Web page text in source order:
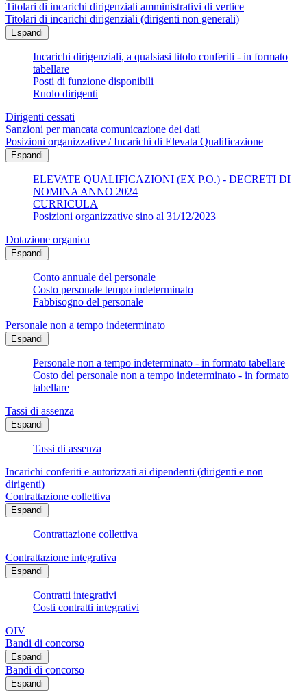
Titolari di incarichi dirigenziali amministrativi di vertice
Titolari di incarichi dirigenziali (dirigenti non generali)
Espandi
Incarichi dirigenziali, a qualsiasi titolo conferiti - in formato
tabellare
Posti di funzione disponibili
Ruolo dirigenti
Dirigenti cessati
Sanzioni per mancata comunicazione dei dati
Posizioni organizzative / Incarichi di Elevata Qualificazione
Espandi
ELEVATE QUALIFICAZIONI (EX P.O.) - DECRETI DI
NOMINA ANNO 2024
CURRICULA
Posizioni organizzative sino al 31/12/2023
Dotazione organica
Espandi
Conto annuale del personale
Costo personale tempo indeterminato
Fabbisogno del personale
Personale non a tempo indeterminato
Espandi
Personale non a tempo indeterminato - in formato tabellare
Costo del personale non a tempo indeterminato - in formato
tabellare
Tassi di assenza
Espandi
Tassi di assenza
Incarichi conferiti e autorizzati ai dipendenti (dirigenti e non
dirigenti)
Contrattazione collettiva
Espandi
Contrattazione collettiva
Contrattazione integrativa
Espandi
Contratti integrativi
Costi contratti integrativi
OIV
Bandi di concorso
Espandi
Bandi di concorso
Espandi